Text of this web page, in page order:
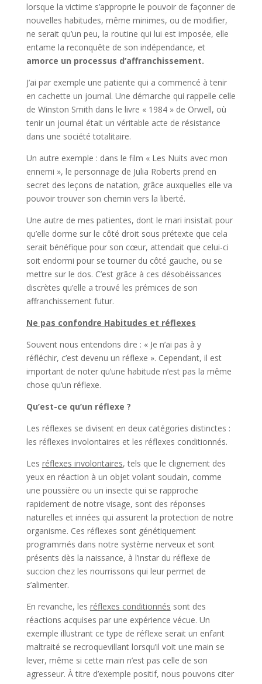
lorsque la victime s’approprie le pouvoir de façonner de
nouvelles habitudes, même minimes, ou de modifier,
ne serait qu’un peu, la routine qui lui est imposée, elle
entame la reconquête de son indépendance, et
amorce un processus d’affranchissement.
J’ai par exemple une patiente qui a commencé à tenir
en cachette un journal. Une démarche qui rappelle celle
de Winston Smith dans le livre « 1984 » de Orwell, où
tenir un journal était un véritable acte de résistance
dans une société totalitaire.
Un autre exemple : dans le film « Les Nuits avec mon
ennemi », le personnage de Julia Roberts prend en
secret des leçons de natation, grâce auxquelles elle va
pouvoir trouver son chemin vers la liberté.
Une autre de mes patientes, dont le mari insistait pour
qu’elle dorme sur le côté droit sous prétexte que cela
serait bénéfique pour son cœur, attendait que celui-ci
soit endormi pour se tourner du côté gauche, ou se
mettre sur le dos. C’est grâce à ces désobéissances
discrètes qu’elle a trouvé les prémices de son
affranchissement futur.
Ne pas confondre Habitudes et réflexes
Souvent nous entendons dire : « Je n’ai pas à y
réfléchir, c’est devenu un réflexe ». Cependant, il est
important de noter qu’une habitude n’est pas la même
chose qu’un réflexe.
Qu’est-ce qu’un réflexe ?
Les réflexes se divisent en deux catégories distinctes :
les réflexes involontaires et les réflexes conditionnés.
Les réflexes involontaires, tels que le clignement des
yeux en réaction à un objet volant soudain, comme
une poussière ou un insecte qui se rapproche
rapidement de notre visage, sont des réponses
naturelles et innées qui assurent la protection de notre
organisme. Ces réflexes sont génétiquement
programmés dans notre système nerveux et sont
présents dès la naissance, à l’instar du réflexe de
succion chez les nourrissons qui leur permet de
s’alimenter.
En revanche, les réflexes conditionnés sont des
réactions acquises par une expérience vécue. Un
exemple illustrant ce type de réflexe serait un enfant
maltraité se recroquevillant lorsqu’il voit une main se
lever, même si cette main n’est pas celle de son
agresseur. À titre d’exemple positif, nous pouvons citer